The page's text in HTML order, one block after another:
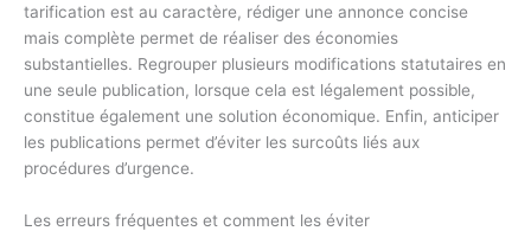
tarification est au caractère, rédiger une annonce concise
mais complète permet de réaliser des économies
substantielles. Regrouper plusieurs modifications statutaires en
une seule publication, lorsque cela est légalement possible,
constitue également une solution économique. Enfin, anticiper
les publications permet d’éviter les surcoûts liés aux
procédures d’urgence.
Les erreurs fréquentes et comment les éviter